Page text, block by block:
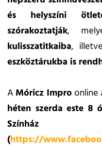
és helyszíni
szórakoztatják,
kulisszatitkaiba,
eszköztárukba is
AMóricz Improonline
héten szerda este 8
Színház
(https://